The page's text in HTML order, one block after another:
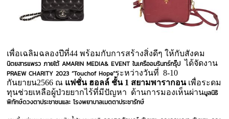
เพื่อเฉลิมฉลองปีที่44 พร้อมกับการสร้างสิ่งดีๆ ให้กับสังคม
นิตยสารแพรว ภายใต้AMARIN MEDIA& EVENT ในเครืออมรินทร์กรุ๊ป ได้จัดงาน
PRAEW CHARITY 2023 “Touchof Hope”ระหว่างวันที่ 8-10
กันยายน2566 ณ แฟชั่น ฮอลล์ ชั้น 1 สยามพารากอน เพื่อระดม
ทุนช่วยเหลือผู้ป่วยยากไร้ที่มีปัญหา ด้านการมองเห็นผ่านมูลนิธิ
พิทักษ์ดวงตาประชาชนและ โรงพยาบาลเมตตาประชารักษ์